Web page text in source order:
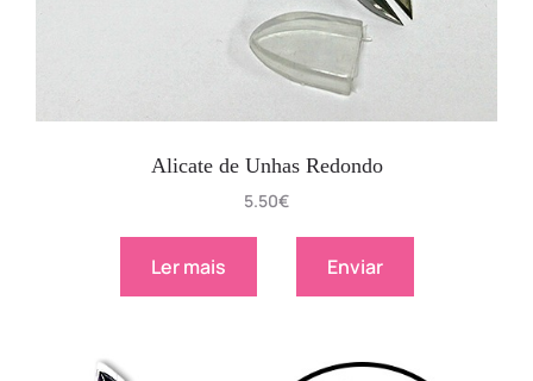
Alicate de Unhas Redondo
5.50€
Ler mais Enviar